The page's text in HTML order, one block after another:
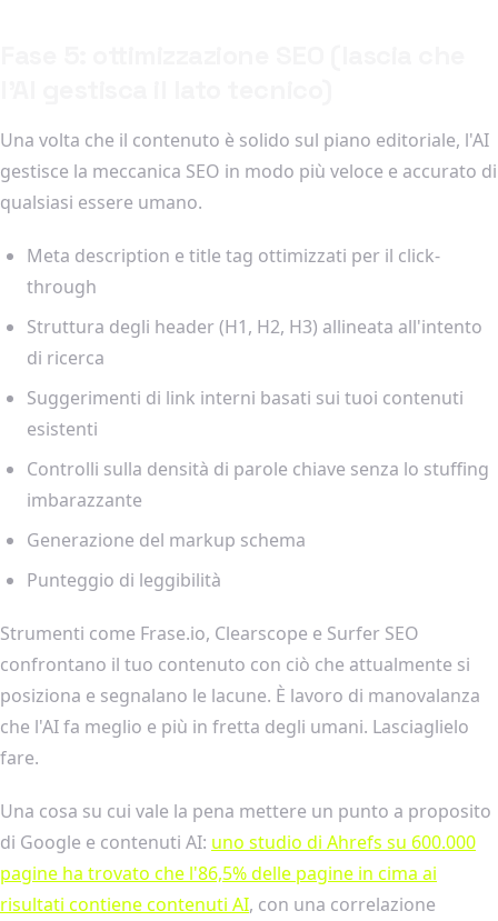
Una volta che il contenuto è solido sul piano editoriale, l'AI
gestisce la meccanica SEO in modo più veloce e accurato di
qualsiasi essere umano.
Meta description e title tag ottimizzati per il click-
through
Struttura degli header (H1, H2, H3) allineata all'intento
di ricerca
Suggerimenti di link interni basati sui tuoi contenuti
esistenti
Controlli sulla densità di parole chiave senza lo stuffing
imbarazzante
Generazione del markup schema
Punteggio di leggibilità
Strumenti come Frase.io, Clearscope e Surfer SEO
confrontano il tuo contenuto con ciò che attualmente si
posiziona e segnalano le lacune. È lavoro di manovalanza
che l'AI fa meglio e più in fretta degli umani. Lasciaglielo
fare.
Una cosa su cui vale la pena mettere un punto a proposito
di Google e contenuti AI: uno studio di Ahrefs su 600.000
pagine ha trovato che l'86,5% delle pagine in cima ai
risultati contiene contenuti AI, con una correlazione